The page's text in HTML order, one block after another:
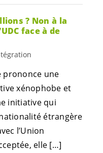
? Non à la
face à de
prononce une
xénophobe et
initiative qui
étrangère
l’Union
elle […]